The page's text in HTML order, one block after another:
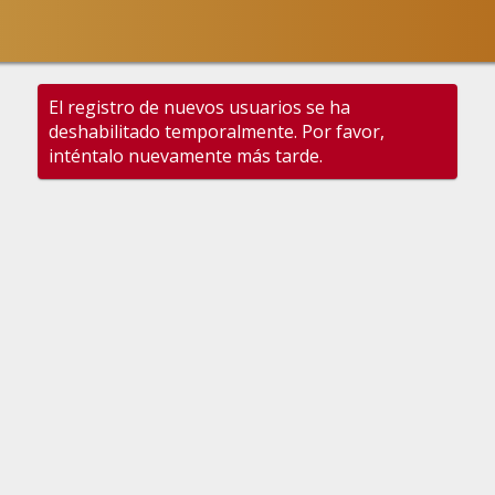
El registro de nuevos usuarios se ha
deshabilitado temporalmente. Por favor,
inténtalo nuevamente más tarde.